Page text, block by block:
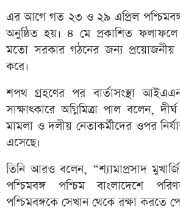
এর আগে গত ২৩ ও ২৯ এপ্রিল পশ্চিমবঙ্গ
অনুষ্ঠিত হয়। ৪ মে প্রকাশিত ফলাফলে
মতো সরকার গঠনের জন্য প্রয়োজনীয়
করে।
শপথ গ্রহণের পর বার্তাসংস্থা
সাক্ষাৎকারে অগ্নিমিত্রা পাল বলেন,
মামলা ও দলীয় নেতাকর্মীদের ওপর
এসেছে।
তিনি আরও বলেন, “শ্যামাপ্রসাদ
পশ্চিমবঙ্গ পশ্চিম বাংলাদেশে
পশ্চিমবঙ্গকে সেখান থেকে রক্ষা করতে